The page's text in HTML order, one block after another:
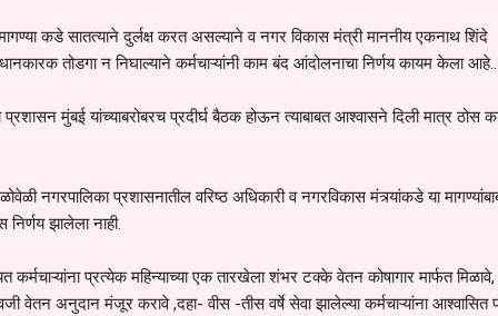
मागण्या कडे सातत्याने दुर्लक्ष करत असल्याने व नगर विकास मंत्री माननीय एकनाथ शिंदे
तोडगा न निघाल्याने कर्मचाऱ्यांनी काम बंद आंदोलनाचा निर्णय कायम केला आहे...
मुंबई यांच्याबरोबरच प्रदीर्घ बैठक होऊन त्याबाबत आश्वासने दिली मात्र ठोस
नगरपालिका प्रशासनातील वरिष्ठ अधिकारी व नगरविकास मंत्र्यांकडे या
निर्णय झालेला नाही.
कर्मचाऱ्यांना प्रत्येक महिन्याच्या एक तारखेला शंभर टक्के वेतन कोषागार मार्फत मिळावे,
वेतन अनुदान मंजूर करावे ,दहा- वीस -तीस वर्षे सेवा झालेल्या कर्मचाऱ्यांना आश्वासित